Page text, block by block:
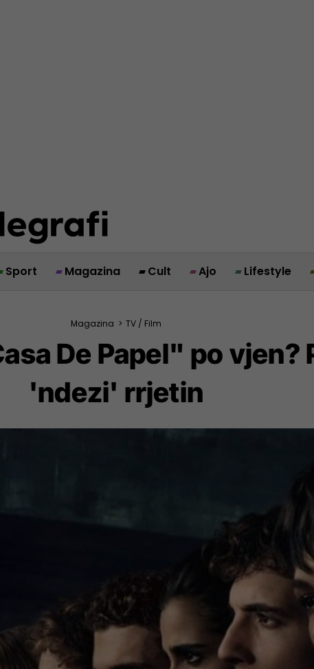
Sport Magazina Cult Ajo Lifestyle
Magazina > TV / Film
De Papel" po vjen?
'ndezi' rrjetin